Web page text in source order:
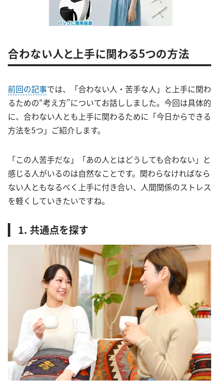
合わない人と上手に関わる5つの方法
前回の記事では、「合わない人・苦手な人」と上手に関わ
るための“考え方”についてお話ししました。今回は具体的
に、合わない人とも上手に関わるために「今日からできる
方法を5つ」ご紹介します。
「この人苦手だな」「あの人とはどうしても合わない」と
感じる人がいるのは自然なことです。関わらなければなら
ない人ともなるべく上手に付き合い、人間関係のストレス
を軽くしていきたいですね。
1. 共通点を探す